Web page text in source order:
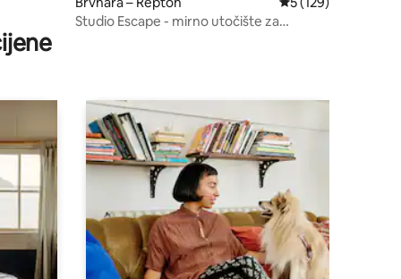
Studio Escape - mirno utočište za